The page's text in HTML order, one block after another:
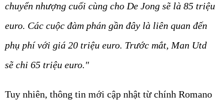
chuyển nhượng cuối cùng cho De Jong sẽ là 85 triệu
euro. Các cuộc đàm phán gần đây là liên quan đến
phụ phí với giá 20 triệu euro. Trước mắt, Man Utd
sẽ chi 65 triệu euro."
Tuy nhiên, thông tin mới cập nhật từ chính Romano